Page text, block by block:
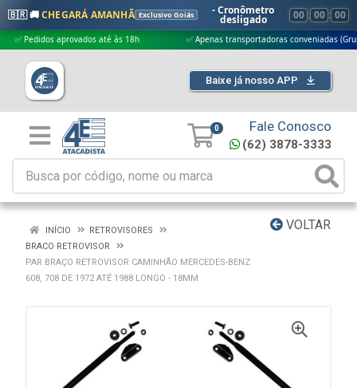
🇧🇷 🚚CHEGARÁ AMANHÃ Exclusivo Goiás - Cronômetro
desligado 00 : 00 : 00
aprovados até às 18h ✅ Apenas transportadoras conveniadas (Grupo G5)
Baixe já nosso APP
0 Fale Conosco
(62) 3878-3333
VOLTAR
INÍCIO
RETROVISORES
BRACO RETROVISOR
PAR BRAÇO RETROVISOR CAMINHÃO MERCEDES-BENZ
608, 708 DE 1972 ATÉ 1988 LONGO - 18MM